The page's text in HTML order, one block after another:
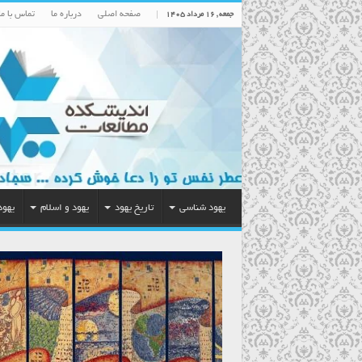
جمعه , ۱۶ مرداد ۱۴۰۵ صفحه اصلی درباره ما تماس با
یهود شناسی تاریخ یهود یهود و اسلام